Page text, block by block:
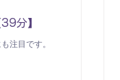
分】
注目です。